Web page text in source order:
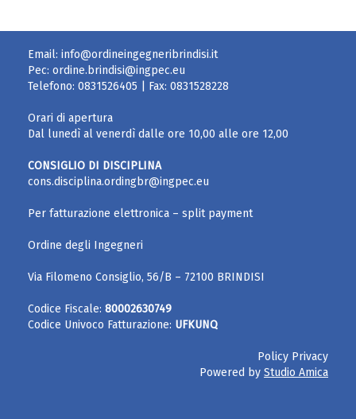
Email: info@ordineingegneribrindisi.it
Pec: ordine.brindisi@ingpec.eu
Telefono: 0831526405 | Fax: 0831528228
Orari di apertura
Dal lunedì al venerdì dalle ore 10,00 alle ore 12,00
CONSIGLIO DI DISCIPLINA
cons.disciplina.ordingbr@ingpec.eu
Per fatturazione elettronica – split payment
Ordine degli Ingegneri
Via Filomeno Consiglio, 56/B – 72100 BRINDISI
Codice Fiscale: 80002630749
Codice Univoco Fatturazione: UFKUNQ
Policy Privacy
Powered by Studio Amica